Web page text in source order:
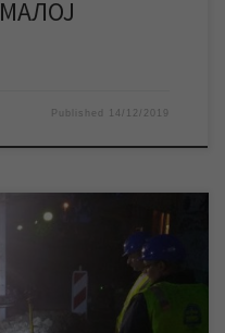
Published 14/12/2019
„Водовод и канализација“
на магистралном воду
сата доћи до прекида